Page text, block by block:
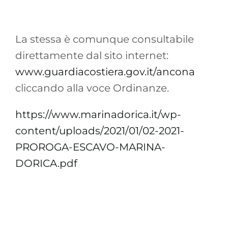
La stessa è comunque consultabile
direttamente dal sito internet:
www.guardiacostiera.gov.it/ancona
cliccando alla voce Ordinanze.
https://www.marinadorica.it/wp-
content/uploads/2021/01/02-2021-
PROROGA-ESCAVO-MARINA-
DORICA.pdf